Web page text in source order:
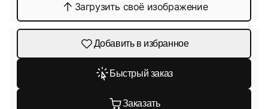
Загрузить своё изображение
Добавить в избранное
Быстрый заказ
Заказать